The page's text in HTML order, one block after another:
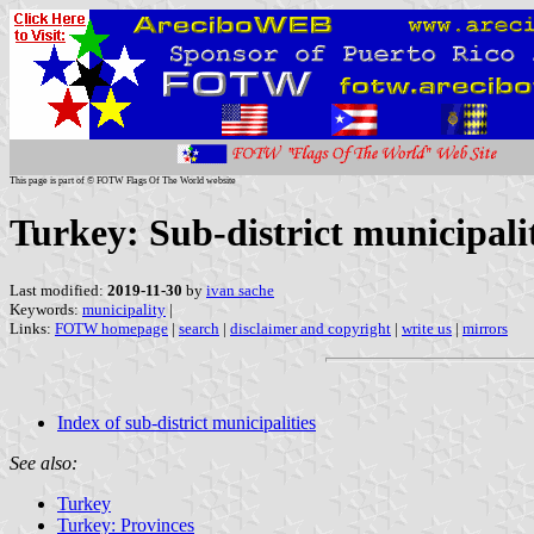
This page is part of © FOTW Flags Of The World website
Turkey: Sub-district
Last modified: 2019-11-30 by ivan sache
Keywords: municipality |
Links: FOTW homepage | search | disclaimer and copyright | write us | mirrors
Index of sub-district municipalities
See also:
Turkey
Turkey: Provinces